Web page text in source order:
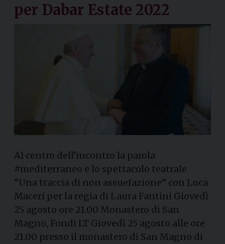
per Dabar Estate 2022
Al centro dell’incontro la parola
#mediterraneo e lo spettacolo teatrale
“Una traccia di non assuefazione” con Luca
Maceri per la regia di Laura Fantini Giovedì
25 agosto ore 21.00 Monastero di San
Magno, Fondi LT Giovedì 25 agosto alle ore
21.00 presso il monastero di San Magno di